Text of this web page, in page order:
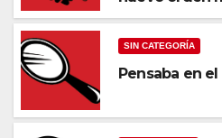
SIN CATEGORÍA
Pensaba en